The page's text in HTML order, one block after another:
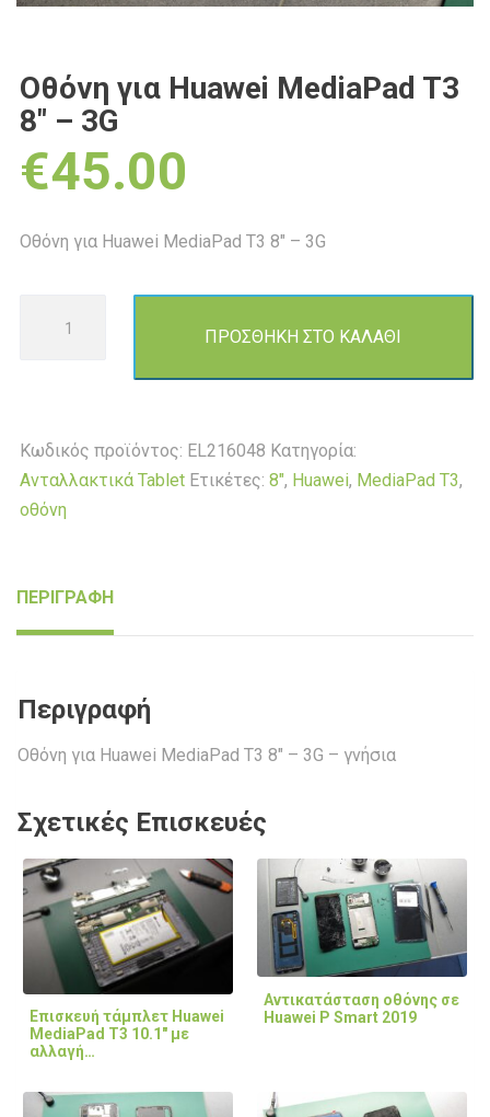
Οθόνη για Huawei MediaPad T3
8″ – 3G
€45.00
Οθόνη για Huawei MediaPad T3 8″ – 3G
8"
-
3G
ΠΡΟΣΘΗΚΗ ΣΤΟ ΚΑΛΑΘΙ
Κωδικός προϊόντος: EL216048 Κατηγορία:
Ανταλλακτικά Tablet Ετικέτες: 8", Huawei, MediaPad T3,
οθόνη
ΠΕΡΙΓΡΑΦΗ
Περιγραφή
Οθόνη για Huawei MediaPad T3 8″ – 3G – γνήσια
Σχετικές Επισκευές
Επισκευή τάμπλετ Huawei
MediaPad T3 10.1" με
αλλαγή…
Αντικατάσταση οθόνης σε
Huawei P Smart 2019